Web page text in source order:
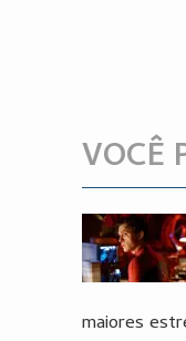
VOCÊ
maiores